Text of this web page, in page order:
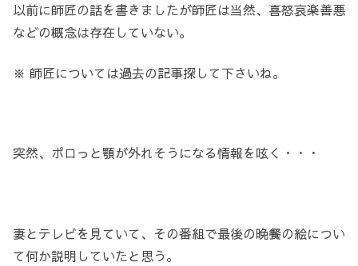
以前に師匠の話を書きましたが師匠は当然、喜怒哀楽善悪
などの概念は存在していない。
※ 師匠については過去の記事探して下さいね。
突然、ポロっと顎が外れそうになる情報を呟く・・・
妻とテレビを見ていて、その番組で最後の晩餐の絵につい
て何か説明していたと思う。